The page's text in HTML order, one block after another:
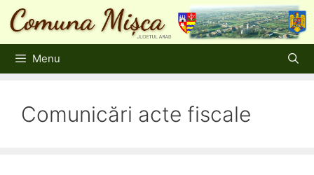
Sari
conținut
Menu
Comunicări acte fiscale